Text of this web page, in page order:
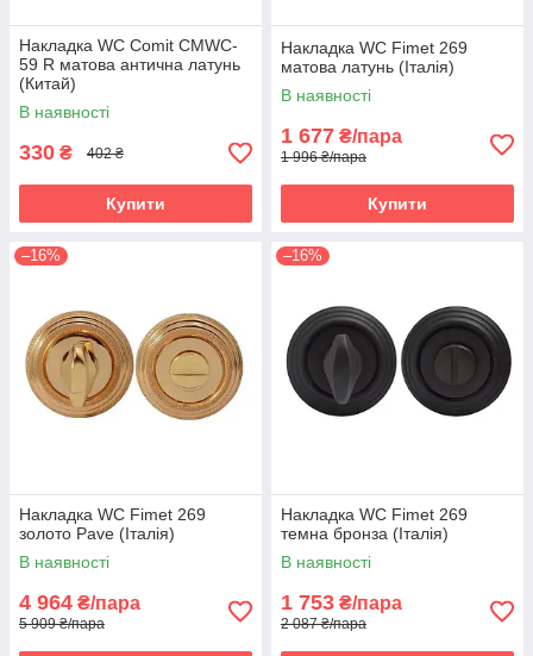
Накладка WC Comit CMWC-
59 R матова антична латунь
(Китай)
В наявності
330 ₴ 402 ₴
Купити
Накладка WC Fimet 269
матова латунь (Італія)
В наявності
1 677 ₴/пара
1 996 ₴/пара
Купити
–16%
Накладка WC Fimet 269
золото Pave (Італія)
В наявності
4 964 ₴/пара
5 909 ₴/пара
–16%
Накладка WC Fimet 269
темна бронза (Італія)
В наявності
1 753 ₴/пара
2 087 ₴/пара